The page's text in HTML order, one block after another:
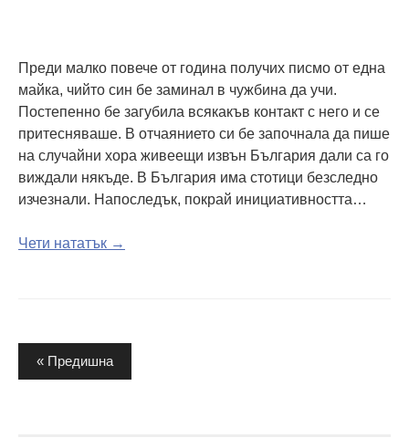
Преди малко повече от година получих писмо от една
майка, чийто син бе заминал в чужбина да учи.
Постепенно бе загубила всякакъв контакт с него и се
притесняваше. В отчаянието си бе започнала да пише
на случайни хора живеещи извън България дали са го
виждали някъде. В България има стотици безследно
изчезнали. Напоследък, покрай инициативността…
Чети нататък →
Разделяне
на
« Предишна